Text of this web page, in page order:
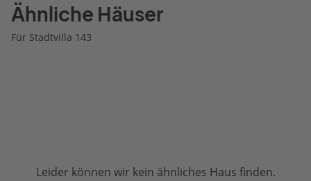
Ähnliche Häuser
Für Stadtvilla 143
Leider können wir kein ähnliches Haus finden.